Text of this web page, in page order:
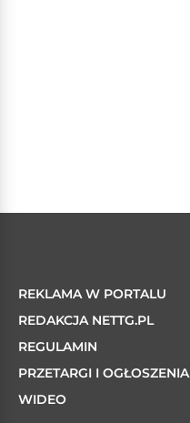
REKLAMA W PORTALU
REDAKCJA NETTG.PL
REGULAMIN
PRZETARGI I OGŁOSZENIA
WIDEO